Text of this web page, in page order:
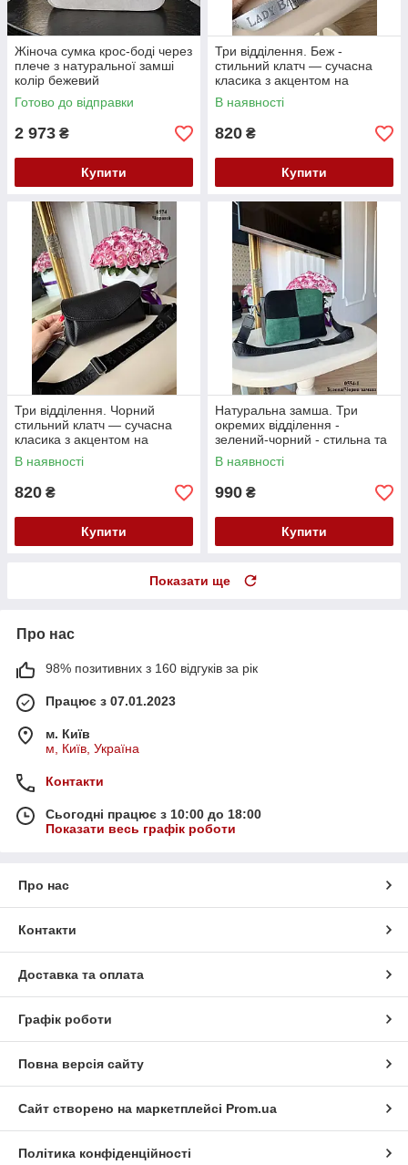
Жіноча сумка крос-боді через
плече з натуральної замші
колір бежевий
Готово до відправки
2 973 ₴
Купити
Три відділення. Беж -
стильний клатч — сучасна
класика з акцентом на
комфорт, стиль і практичність
(0574)
В наявності
820 ₴
Купити
Три відділення. Чорний
стильний клатч — сучасна
класика з акцентом на
комфорт, стиль і практичність
(0574)
В наявності
820 ₴
Купити
Натуральна замша. Три
окремих відділення -
зелений-чорний - стильна та
елегантна сумочка (0554-1)
В наявності
990 ₴
Купити
Показати ще
Про нас
98% позитивних з 160 відгуків за рік
Працює з 07.01.2023
м. Київ
м, Київ, Україна
Контакти
Сьогодні працює з 10:00 до 18:00
Показати весь графік роботи
Про нас
Контакти
Доставка та оплата
Графік роботи
Повна версія сайту
Сайт створено на маркетплейсі Prom.ua
Політика конфіденційності